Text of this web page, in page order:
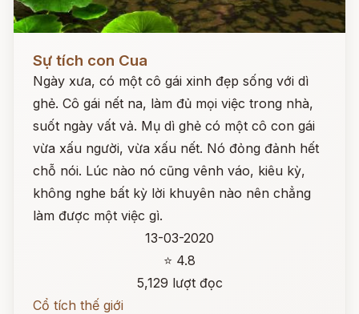
Sự tích con Cua
Ngày xưa, có một cô gái xinh đẹp sống với dì
ghẻ. Cô gái nết na, làm đủ mọi việc trong nhà,
suốt ngày vất vả. Mụ dì ghẻ có một cô con gái
vừa xấu người, vừa xấu nết. Nó đỏng đảnh hết
chỗ nói. Lúc nào nó cũng vênh váo, kiêu kỳ,
không nghe bất kỳ lời khuyên nào nên chẳng
làm được một việc gì.
13-03-2020
⭐ 4.8
5,129 lượt đọc
Cổ tích thế giới